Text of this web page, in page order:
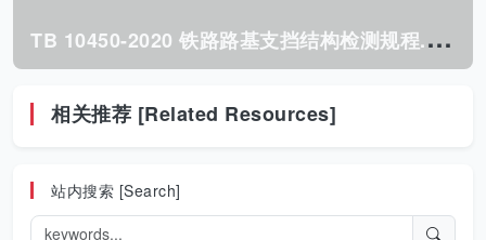
T
B 10450-2020 铁路路基支挡结构检测规程.pdf
相关推荐 [Related Resources]
站内搜索 [Search]